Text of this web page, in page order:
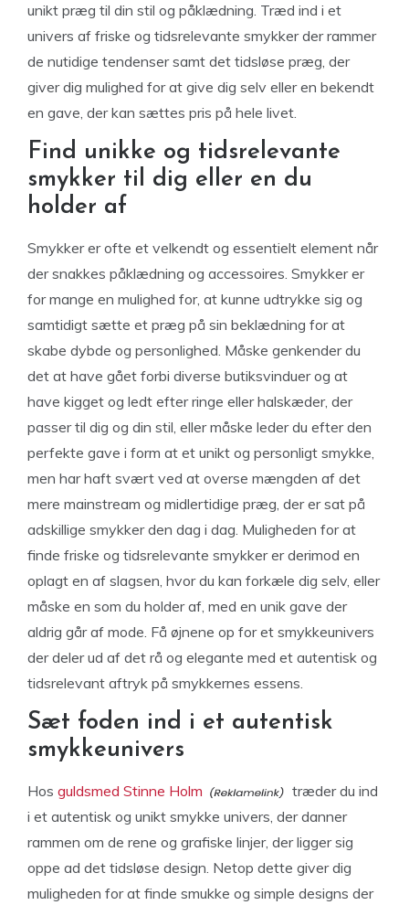
unikt præg til din stil og påklædning. Træd ind i et
univers af friske og tidsrelevante smykker der rammer
de nutidige tendenser samt det tidsløse præg, der
giver dig mulighed for at give dig selv eller en bekendt
en gave, der kan sættes pris på hele livet.
Find unikke og tidsrelevante
smykker til dig eller en du
holder af
Smykker er ofte et velkendt og essentielt element når
der snakkes påklædning og accessoires. Smykker er
for mange en mulighed for, at kunne udtrykke sig og
samtidigt sætte et præg på sin beklædning for at
skabe dybde og personlighed. Måske genkender du
det at have gået forbi diverse butiksvinduer og at
have kigget og ledt efter ringe eller halskæder, der
passer til dig og din stil, eller måske leder du efter den
perfekte gave i form at et unikt og personligt smykke,
men har haft svært ved at overse mængden af det
mere mainstream og midlertidige præg, der er sat på
adskillige smykker den dag i dag. Muligheden for at
finde friske og tidsrelevante smykker er derimod en
oplagt en af slagsen, hvor du kan forkæle dig selv, eller
måske en som du holder af, med en unik gave der
aldrig går af mode. Få øjnene op for et smykkeunivers
der deler ud af det rå og elegante med et autentisk og
tidsrelevant aftryk på smykkernes essens.
Sæt foden ind i et autentisk
smykkeunivers
Hos guldsmed Stinne Holm
træder du ind
i et autentisk og unikt smykke univers, der danner
rammen om de rene og grafiske linjer, der ligger sig
oppe ad det tidsløse design. Netop dette giver dig
muligheden for at finde smukke og simple designs der